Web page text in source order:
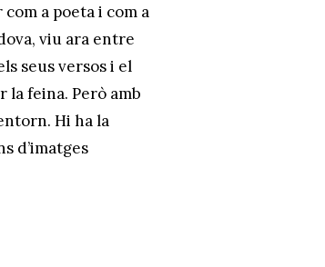
a poeta i com a
viu ara entre
seus versos i el
la feina. Però amb
Hi ha la
d’imatges